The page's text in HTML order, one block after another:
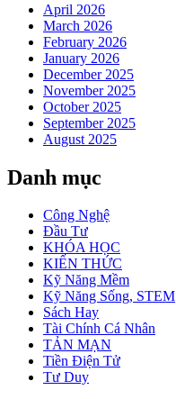
April 2026
March 2026
February 2026
January 2026
December 2025
November 2025
October 2025
September 2025
August 2025
Danh mục
Công Nghệ
Đầu Tư
KHÓA HỌC
KIẾN THỨC
Kỹ Năng Mềm
Kỹ Năng Sống, STEM
Sách Hay
Tài Chính Cá Nhân
TẢN MẠN
Tiền Điện Tử
Tư Duy